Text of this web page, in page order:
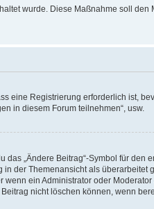
wurde. Diese Maßnahme soll den
eine Registrierung erforderlich ist,
in diesem Forum teilnehmen“, usw.
„Ändere Beitrag“-Symbol für den
der Themenansicht als überarbeitet
ein Administrator oder
nicht löschen können, wenn